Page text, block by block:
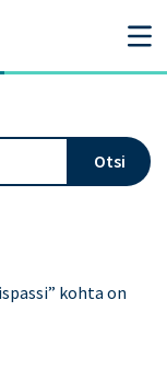
Otsi
kohta on